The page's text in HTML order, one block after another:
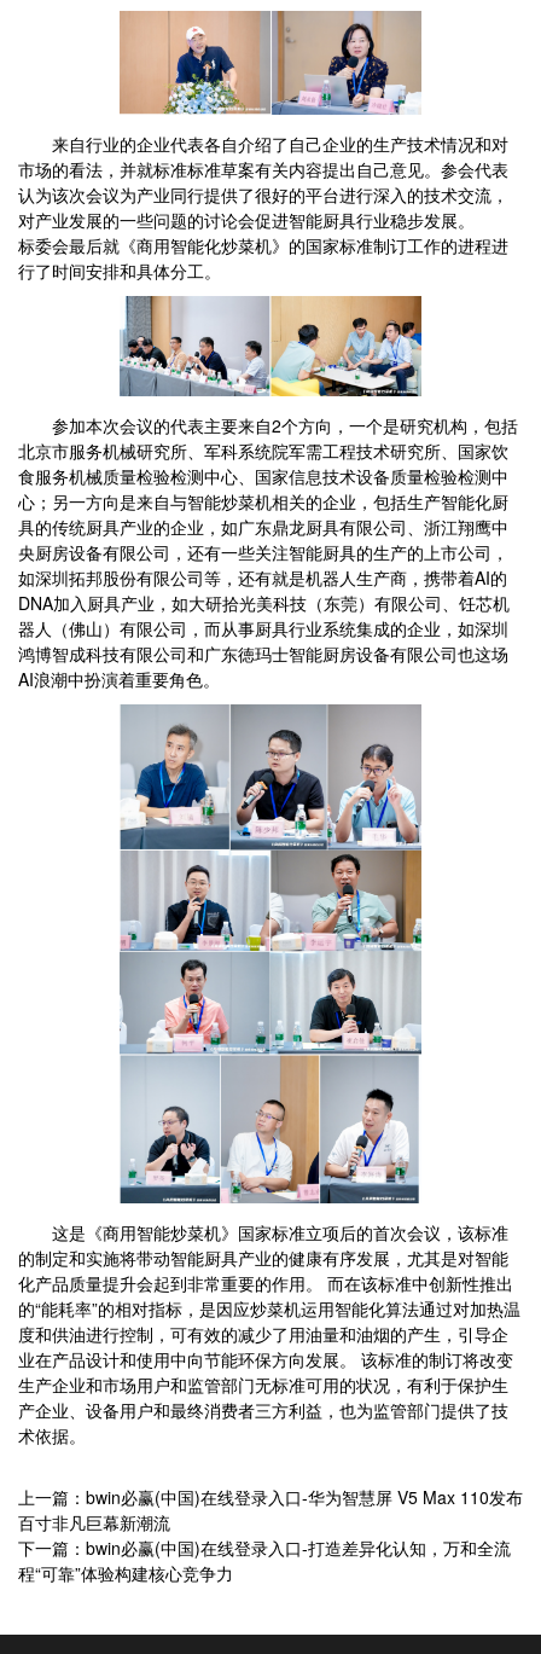
来自行业的企业代表各自介绍了自己企业的生产技术情况和对
市场的看法，并就标准标准草案有关内容提出自己意见。参会代表
认为该次会议为产业同行提供了很好的平台进行深入的技术交流，
对产业发展的一些问题的讨论会促进智能厨具行业稳步发展。
标委会最后就《商用智能化炒菜机》的国家标准制订工作的进程进
行了时间安排和具体分工。
参加本次会议的代表主要来自2个方向，一个是研究机构，包括
北京市服务机械研究所、军科系统院军需工程技术研究所、国家饮
食服务机械质量检验检测中心、国家信息技术设备质量检验检测中
心；另一方向是来自与智能炒菜机相关的企业，包括生产智能化厨
具的传统厨具产业的企业，如广东鼎龙厨具有限公司、浙江翔鹰中
央厨房设备有限公司，还有一些关注智能厨具的生产的上市公司，
如深圳拓邦股份有限公司等，还有就是机器人生产商，携带着AI的
DNA加入厨具产业，如大研拾光美科技（东莞）有限公司、饪芯机
器人（佛山）有限公司，而从事厨具行业系统集成的企业，如深圳
鸿博智成科技有限公司和广东徳玛士智能厨房设备有限公司也这场
AI浪潮中扮演着重要角色。
这是《商用智能炒菜机》国家标准立项后的首次会议，该标准
的制定和实施将带动智能厨具产业的健康有序发展，尤其是对智能
化产品质量提升会起到非常重要的作用。 而在该标准中创新性推出
的“能耗率”的相对指标，是因应炒菜机运用智能化算法通过对加热温
度和供油进行控制，可有效的减少了用油量和油烟的产生，引导企
业在产品设计和使用中向节能环保方向发展。 该标准的制订将改变
生产企业和市场用户和监管部门无标准可用的状况，有利于保护生
产企业、设备用户和最终消费者三方利益，也为监管部门提供了技
术依据。
上一篇：bwin必赢(中国)在线登录入口-华为智慧屏 V5 Max 110发布
百寸非凡巨幕新潮流
下一篇：bwin必赢(中国)在线登录入口-打造差异化认知，万和全流
程“可靠”体验构建核心竞争力